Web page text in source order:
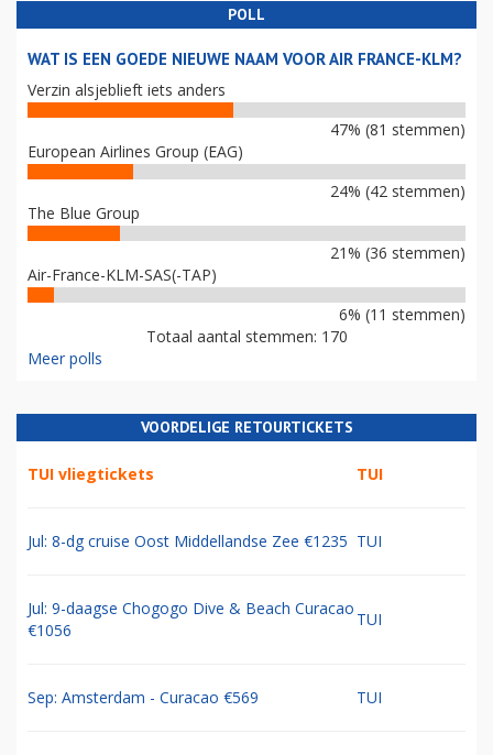
POLL
WAT IS EEN GOEDE NIEUWE NAAM VOOR AIR FRANCE-KLM?
Verzin alsjeblieft iets anders
47% (81 stemmen)
European Airlines Group (EAG)
24% (42 stemmen)
The Blue Group
21% (36 stemmen)
Air-France-KLM-SAS(-TAP)
6% (11 stemmen)
Totaal aantal stemmen: 170
Meer polls
VOORDELIGE RETOURTICKETS
TUI vliegtickets TUI
Jul: 8-dg cruise Oost Middellandse Zee €1235 TUI
Jul: 9-daagse Chogogo Dive & Beach Curacao
€1056
TUI
Sep: Amsterdam - Curacao €569 TUI